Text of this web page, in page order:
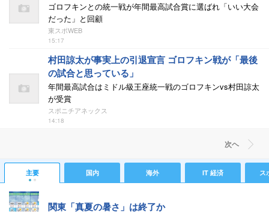
ゴロフキンとの統一戦が年間最高試合賞に選ばれ「いい大会
だった」と回顧
東スポWEB
15:17
村田諒太が事実上の引退宣言 ゴロフキン戦が「最後
の試合と思っている」
年間最高試合はミドル級王座統一戦のゴロフキンvs村田諒太
が受賞
スポニチアネックス
14:18
次ヘ
主要 国内 海外 IT 経済 ス
関東「真夏の暑さ」は終了か